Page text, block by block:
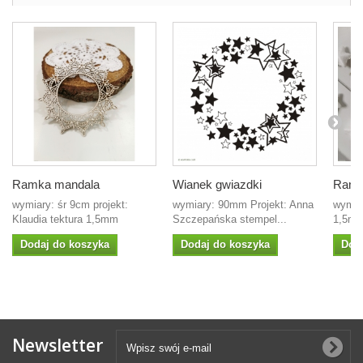
Ramka mandala
wymiary: śr 9cm projekt:
Klaudia tektura 1,5mm
Dodaj do koszyka
Wianek gwiazdki
wymiary: 90mm Projekt: Anna
Szczepańska stempel...
Dodaj do koszyka
Newsletter